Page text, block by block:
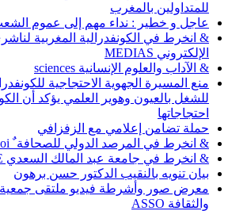
للمتداولين بالمغرب
عاجل و خطير : نداء مهم إلى عموم
& انخرط في الكونفدرالية المغربية
الإلكتروني MEDIAS
& الآداب والعلوم الإنسانية sciences
منع المسيرة الجهوية الاحتجاجية
للشغل بالعيون وهوير العلمي يؤكد أن
احتجاجاتها
حملة تضامن إعلامي مع الزفزافي
& انخرط في المرصد الدولي للصحافة ٌ Roi
& انخرط في جامعة عبد المالك السعدي UAE
بيان تنويه بالنقيب الدكتور حسن برهون
معرض صور وأشرطة فيديو ملتقى جمعية
والثقافة ASSO